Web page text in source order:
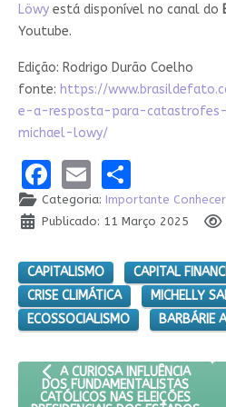
Löwyestá disponível no canal do
Youtube.
Edição: Rodrigo Durão Coelho
fonte: https://
e-a-resposta-para-
michael-lowy/
Facebook
EmailShare
Categoria: Importante Conhecer
Publicado: 11 Março 2025
CAPITALISMO CAPITAL
CRISE CLIMÁTICA
MICHELLY
ECOSSOCIALISMO
BARBÁRIE
ARTIGO ANTERIOR: A CURIOSA
A CURIOSA INFLUÊNCIA
DOS FUNDAMENTALISTAS
CATÓLICOS NAS ELEIÇÕES